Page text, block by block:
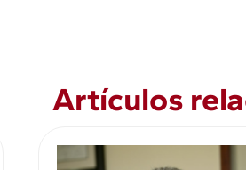
Artículos